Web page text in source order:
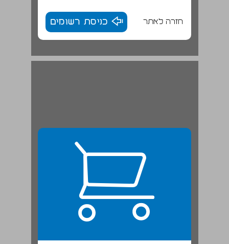
חזרה לאתר כניסת רשומים